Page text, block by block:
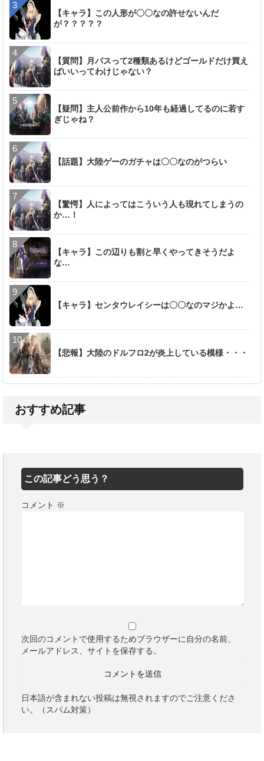
【キャラ】この人形が〇〇なの許せないんだ
が？？？？？
【質問】月パスって2種類あるけどゴールドだけ買え
ばいいってわけじゃない？
【疑問】主人公前作から10年も経過してるのに若す
ぎじゃね？
【話題】大陸ゲーのガチャは〇〇なのがつらい
【驚愕】人によってはこういう人も現れてしまうの
か…！
【キャラ】この辺りも割と早くやってきそうだよ
な…
【キャラ】センタウレイシーは〇〇なのマジかよ…
【悲報】大陸のドルフロ2が炎上している模様・・・
おすすめ記事
この記事どう思う？
コメント ※
次回のコメントで使用するためブラウザーに自分の名前、
メールアドレス、サイトを保存する。
日本語が含まれない投稿は無視されますのでご注意くださ
い。（スパム対策）